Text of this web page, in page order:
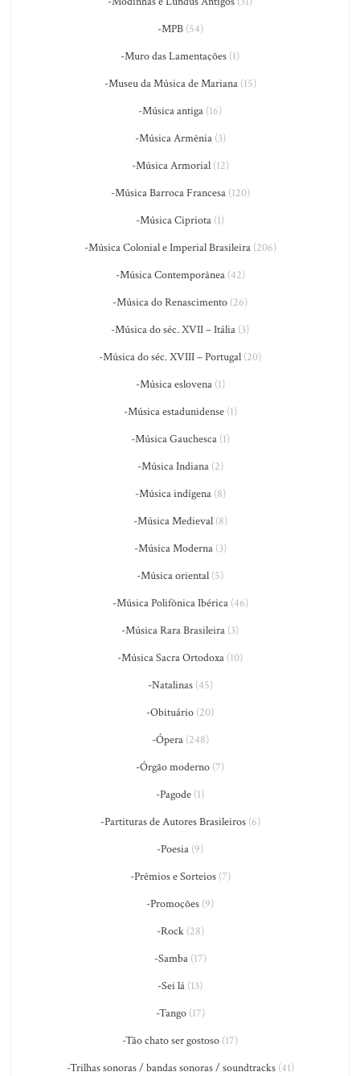
-MPB(54)
-Muro das Lamentações (1)
-Museu da Música de Mariana(15)
-Música antiga (16)
-Música Armênia(3)
-Música Armorial(12)
-Música Barroca Francesa(120)
-Música Cipriota (1)
-Música Colonial e Imperial Brasileira(206)
-Música Contemporânea(42)
-Música do Renascimento (26)
-Música do séc. XVII – Itália (3)
-Música do séc. XVIII – Portugal (20)
-Música eslovena(1)
-Música estadunidense(1)
-Música Gauchesca(1)
-Música Indiana(2)
-Música indígena(8)
-Música Medieval(8)
-Música Moderna(3)
-Música oriental (5)
-Música Polifônica Ibérica(46)
-Música Rara Brasileira (3)
-Música Sacra Ortodoxa (10)
-Natalinas(45)
-Obituário (20)
-Ópera(248)
-Órgão moderno (7)
-Pagode (1)
-Partituras de Autores Brasileiros(6)
-Poesia (9)
-Prêmios e Sorteios(7)
-Promoções (9)
-Rock(28)
-Samba(17)
-Sei lá (13)
-Tango(17)
-Tão chato ser gostoso (17)
-Trilhas sonoras / bandas sonoras / soundtracks(41)